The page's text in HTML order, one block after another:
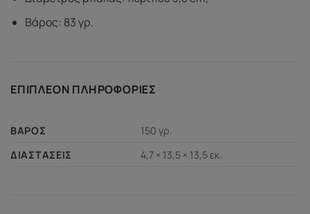
Βάρος: 83 γρ.
ΕΠΙΠΛΈΟΝ ΠΛΗΡΟΦΟΡΊΕΣ
ΒΆΡΟΣ
150 γρ.
ΔΙΑΣΤΆΣΕΙΣ
4,7 × 13,5 × 13,5 εκ.